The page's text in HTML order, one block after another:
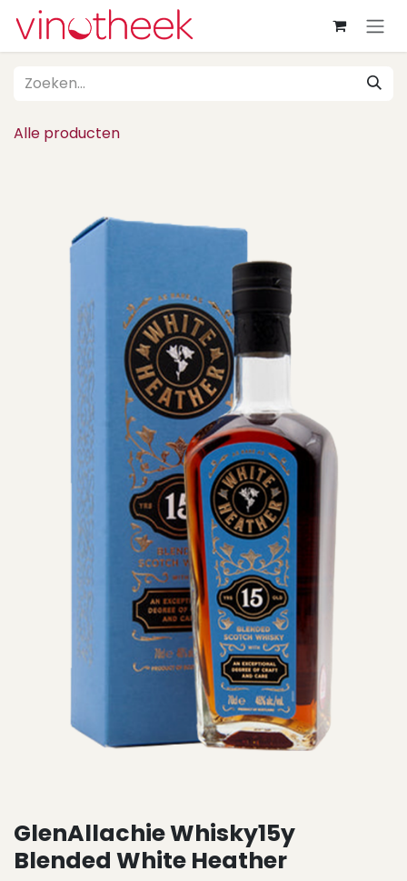
Overslaan naar inhoud
Alle producten
GlenAllachie Whisky15y
Blended White Heather